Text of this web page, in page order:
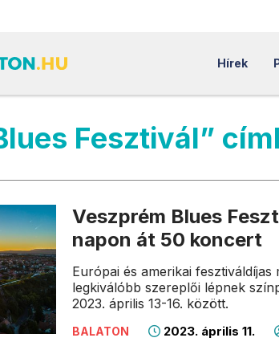
Hírek
Fesztivál”
Veszprém Blues
napon át 50 koncert
Európai és amerikai
legkiválóbb szereplői lépnek
2023. április 13-16. között.
BALATON 2023. április 11.